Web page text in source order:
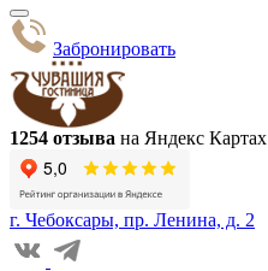
Забронировать
1254 отзыва на Яндекс Картах
г. Чебоксары, пр. Ленина, д. 2